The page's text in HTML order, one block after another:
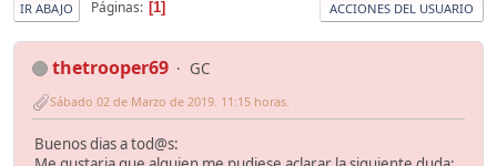
IR ABAJO Páginas 1 ACCIONES DEL USUARIO
thetrooper69 GC
Sábado 02 de Marzo de 2019. 11:15 horas.
Buenos dias a tod@s: